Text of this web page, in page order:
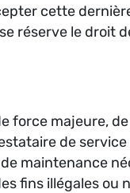
cette
réserve le droit
force majeure,
de
maintenance
fins illégales